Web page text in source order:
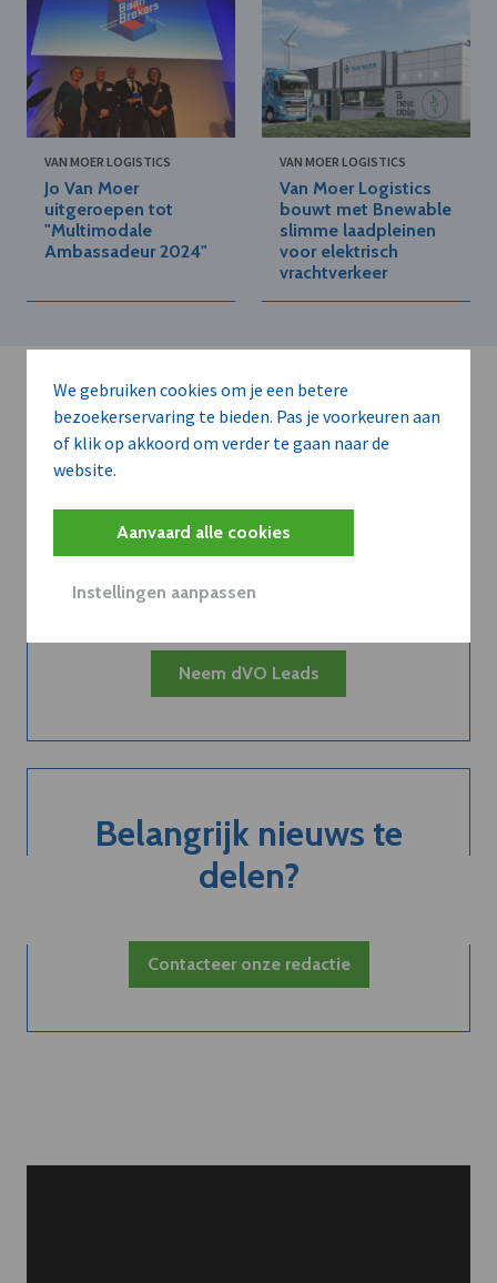
We gebruiken cookies om je een betere
bezoekerservaring te bieden. Pas je voorkeuren aan
of klik op akkoord om verder te gaan naar de
website.
Aanvaard alle cookies
Instellingen aanpassen
VAN MOER LOGISTICS
Jo Van Moer
uitgeroepen tot
"Multimodale
Ambassadeur 2024"
VAN MOER LOGISTICS
Van Moer Logistics
bouwt met Bnewable
slimme laadpleinen
voor elektrisch
vrachtverkeer
Kort de voordelen
van een
abonnement...
Neem dVO Leads
Belangrijk nieuws te
delen?
Contacteer onze redactie